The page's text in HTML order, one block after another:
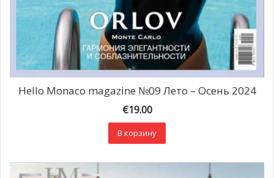
Hello Monaco magazine №09 Лето – Осень 2024
€19.00
В корзину